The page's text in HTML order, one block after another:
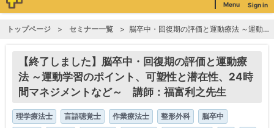
Menu Sign in
トップページ セミナー一覧 脳卒中・回復期の評価と運動療法 ～運動学習のポイント、可塑性と潜在性、24時間マネジメントなど～ 講師：福富利之先生
【終了しました】脳卒中・回復期の評価と運動療
法 ～運動学習のポイント、可塑性と潜在性、24時
間マネジメントなど～ 講師：福富利之先生
理学療法士 言語聴覚士 作業療法士 整形外科
脳卒中